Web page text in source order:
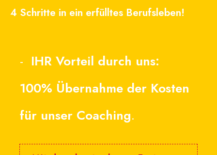
4 Schritte in ein erfülltes Berufsleben!
- IHR Vorteil durch uns:
100% Übernahme der Kosten
für unser Coaching.